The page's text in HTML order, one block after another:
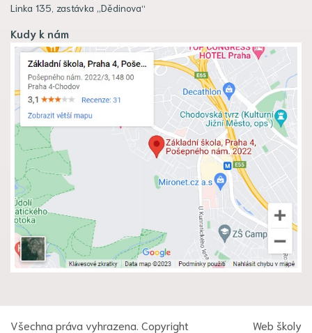
Linka 135, zastávka „Dědinova“
Kudy k nám
Všechna práva vyhrazena. Copyright
Web školy